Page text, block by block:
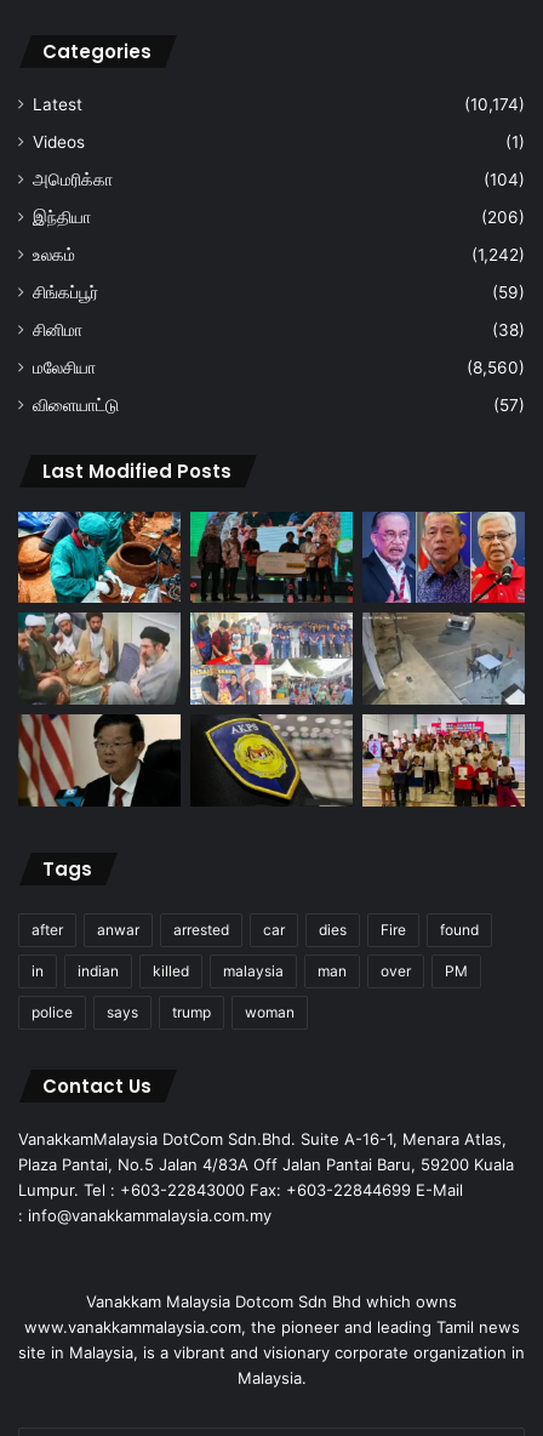
Categories
Latest
(10,174)
Videos
(1)
அமெரிக்கா
(104)
இந்தியா
(206)
உலகம்
(1,242)
சிங்கப்பூர்
(59)
சினிமா
(38)
மலேசியா
(8,560)
விளையாட்டு
(57)
Last Modified Posts
Tags
after anwar arrested car dies Fire found
in indian killed malaysia man over PM
police says trump woman
Contact Us
VanakkamMalaysia DotCom Sdn.Bhd. Suite A-16-1, Menara Atlas,
Plaza Pantai, No.5 Jalan 4/83A Off Jalan Pantai Baru, 59200 Kuala
Lumpur. Tel : +603-22843000 Fax: +603-22844699 E-Mail
: info@vanakkammalaysia.com.my
Vanakkam Malaysia Dotcom Sdn Bhd which owns
www.vanakkammalaysia.com, the pioneer and leading Tamil news
site in Malaysia, is a vibrant and visionary corporate organization in
Malaysia.